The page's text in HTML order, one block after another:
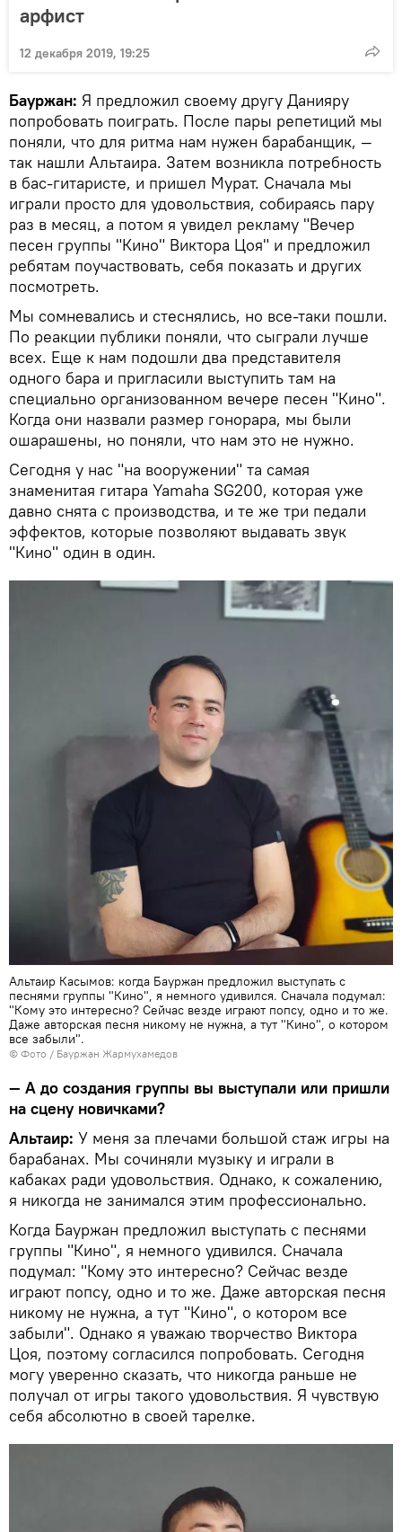
арфист
12 декабря 2019, 19:25
Бауржан: Я предложил своему другу Данияру
попробовать поиграть. После пары репетиций мы
поняли, что для ритма нам нужен барабанщик, —
так нашли Альтаира. Затем возникла потребность
в бас-гитаристе, и пришел Мурат. Сначала мы
играли просто для удовольствия, собираясь пару
раз в месяц, а потом я увидел рекламу "Вечер
песен группы "Кино" Виктора Цоя" и предложил
ребятам поучаствовать, себя показать и других
посмотреть.
Мы сомневались и стеснялись, но все-таки пошли.
По реакции публики поняли, что сыграли лучше
всех. Еще к нам подошли два представителя
одного бара и пригласили выступить там на
специально организованном вечере песен "Кино".
Когда они назвали размер гонорара, мы были
ошарашены, но поняли, что нам это не нужно.
Сегодня у нас "на вооружении" та самая
знаменитая гитара Yamaha SG200, которая уже
давно снята с производства, и те же три педали
эффектов, которые позволяют выдавать звук
"Кино" один в один.
Альтаир Касымов: когда Бауржан предложил выступать с
песнями группы "Кино", я немного удивился. Сначала подумал:
"Кому это интересно? Сейчас везде играют попсу, одно и то же.
Даже авторская песня никому не нужна, а тут "Кино", о котором
все забыли".
© Фото / Бауржан Жармухамедов
— А до создания группы вы выступали или пришли
на сцену новичками?
Альтаир: У меня за плечами большой стаж игры на
барабанах. Мы сочиняли музыку и играли в
кабаках ради удовольствия. Однако, к сожалению,
я никогда не занимался этим профессионально.
Когда Бауржан предложил выступать с песнями
группы "Кино", я немного удивился. Сначала
подумал: "Кому это интересно? Сейчас везде
играют попсу, одно и то же. Даже авторская песня
никому не нужна, а тут "Кино", о котором все
забыли". Однако я уважаю творчество Виктора
Цоя, поэтому согласился попробовать. Сегодня
могу уверенно сказать, что никогда раньше не
получал от игры такого удовольствия. Я чувствую
себя абсолютно в своей тарелке.